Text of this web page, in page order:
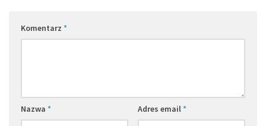
Komentarz *
Nazwa * Adres email*